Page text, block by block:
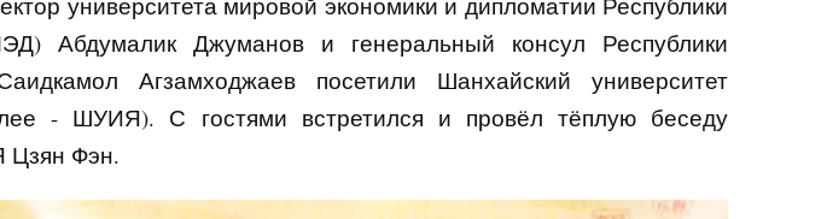
Абдумалик Джуманов и генеральный консул Республики
Агзамходжаев посетили Шанхайский университет
- ШУИЯ). С гостями встретился и провёл тёплую беседу
Цзян Фэн.